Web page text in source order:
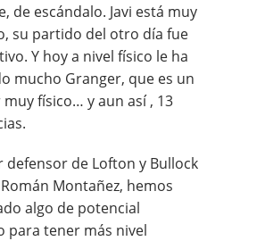
de escándalo. Javi está muy
su partido del otro día fue
Y hoy a nivel físico le ha
mucho Granger, que es un
físico… y aun así , 13
defensor de Lofton y Bullock
Montañez, hemos
algo de potencial
para tener más nivel